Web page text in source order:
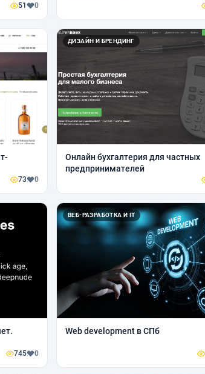
51 0
73 0
ДИЗАЙН И БРЕНДИНГ
Онлайн бухгалтерия для частных
предпринимателей
745 0
ВЕБ-РАЗРАБОТКА И IT
Web development в СПб